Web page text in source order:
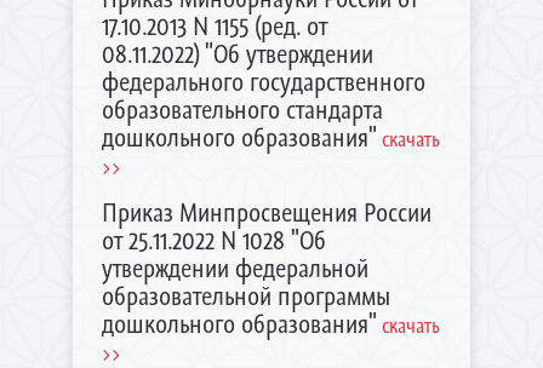
17.10.2013 N 1155 (ред. от
08.11.2022) "Об утверждении
федерального государственного
образовательного стандарта
дошкольного образования" скачать
>>
Приказ Минпросвещения России
от 25.11.2022 N 1028 "Об
утверждении федеральной
образовательной программы
дошкольного образования" скачать
>>